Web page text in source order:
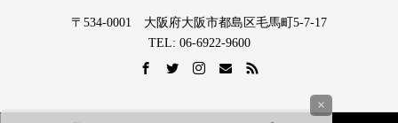
〒534-0001 大阪府大阪市都島区毛馬町5-7-17
TEL: 06-6922-9600
×